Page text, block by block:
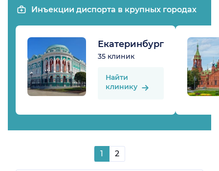
Инъекции диспорта в крупных городах
Екатеринбург
35 клиник
Найти
клинику
1 2